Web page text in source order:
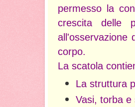
permesso la
crescita delle
all'osservazione
corpo.
La scatola
La struttura
Vasi, torba e